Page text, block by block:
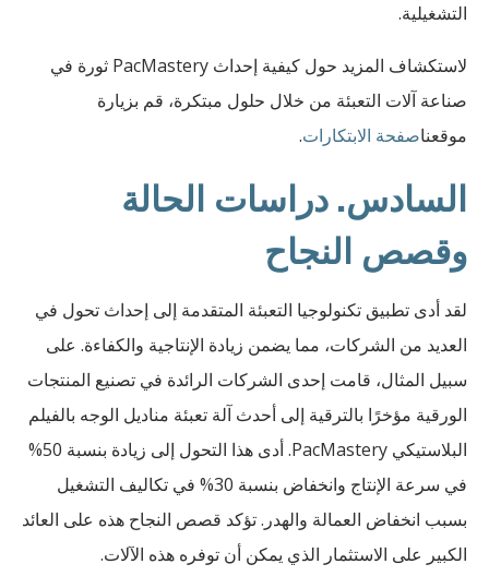
التشغيلية.
لاستكشاف المزيد حول كيفية إحداث PacMastery ثورة في
صناعة آلات التعبئة من خلال حلول مبتكرة، قم بزيارة
موقعناصفحة الابتكارات.
السادس. دراسات الحالة
وقصص النجاح
لقد أدى تطبيق تكنولوجيا التعبئة المتقدمة إلى إحداث تحول في
العديد من الشركات، مما يضمن زيادة الإنتاجية والكفاءة. على
سبيل المثال، قامت إحدى الشركات الرائدة في تصنيع المنتجات
الورقية مؤخرًا بالترقية إلى أحدث آلة تعبئة مناديل الوجه بالفيلم
البلاستيكي PacMastery. أدى هذا التحول إلى زيادة بنسبة 50%
في سرعة الإنتاج وانخفاض بنسبة 30% في تكاليف التشغيل
بسبب انخفاض العمالة والهدر. تؤكد قصص النجاح هذه على العائد
الكبير على الاستثمار الذي يمكن أن توفره هذه الآلات.